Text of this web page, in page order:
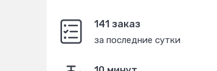
141 заказ
за последние сутки